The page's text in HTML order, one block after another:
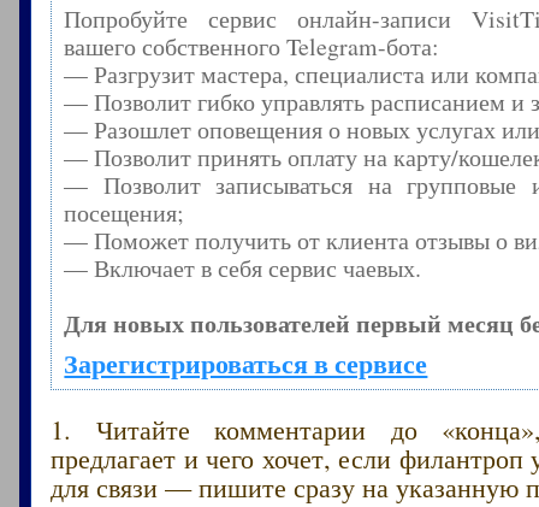
Попробуйте сервис онлайн-записи
вашего собственного Telegram-бота:
— Разгрузит мастера, специалиста или
— Позволит гибко управлять расписанием и
— Разошлет оповещения о новых услугах
— Позволит принять оплату на карту/
— Позволит записываться на групповые
посещения;
— Поможет получить от клиента отзывы о
— Включает в себя сервис чаевых.
Для новых пользователей первый месяц
Зарегистрироваться в сервисе
1. Читайте комментарии до
предлагает и чего хочет, если филантроп
для связи — пишите сразу на указанную